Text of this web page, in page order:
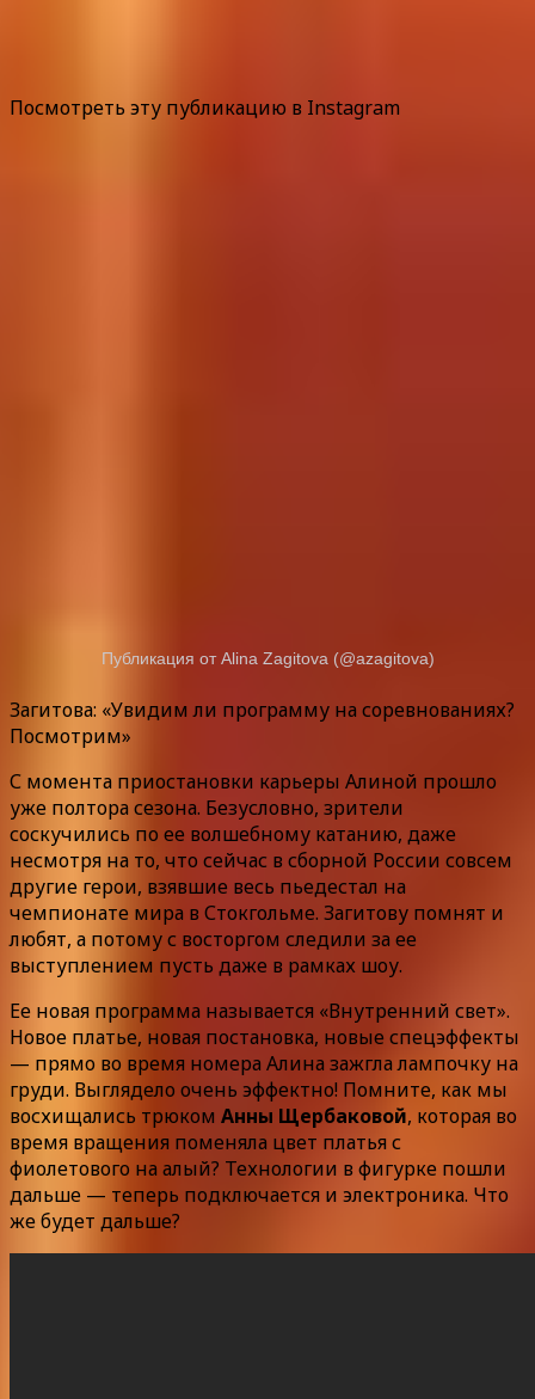
Посмотреть эту публикацию в Instagram
Публикация от Alina Zagitova (@azagitova)
Загитова: «Увидим ли программу на соревнованиях?
Посмотрим»
С момента приостановки карьеры Алиной прошло
уже полтора сезона. Безусловно, зрители
соскучились по ее волшебному катанию, даже
несмотря на то, что сейчас в сборной России совсем
другие герои, взявшие весь пьедестал на
чемпионате мира в Стокгольме. Загитову помнят и
любят, а потому с восторгом следили за ее
выступлением пусть даже в рамках шоу.
Ее новая программа называется «Внутренний свет».
Новое платье, новая постановка, новые спецэффекты
— прямо во время номера Алина зажгла лампочку на
груди. Выглядело очень эффектно! Помните, как мы
восхищались трюком Анны Щербаковой, которая во
время вращения поменяла цвет платья с
фиолетового на алый? Технологии в фигурке пошли
дальше — теперь подключается и электроника. Что
же будет дальше?